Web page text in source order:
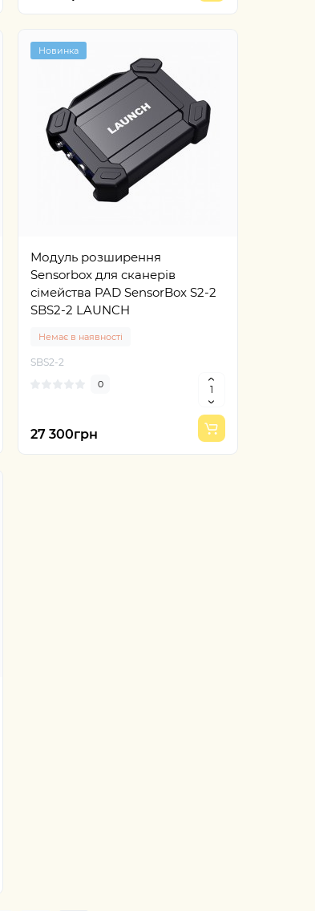
Новинка
Модуль розширення
Sensorbox для сканерів
сімейства PAD SensorBox S2-2
SBS2-2 LAUNCH
Немає в наявності
SBS2-2
0
27 300грн